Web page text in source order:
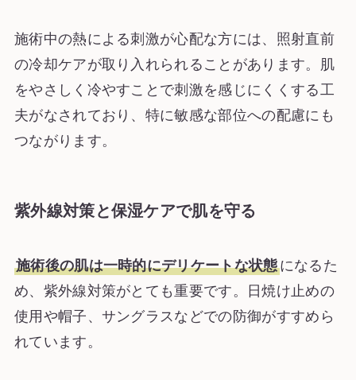
施術中の熱による刺激が心配な方には、照射直前
の冷却ケアが取り入れられることがあります。肌
をやさしく冷やすことで刺激を感じにくくする工
夫がなされており、特に敏感な部位への配慮にも
つながります。
紫外線対策と保湿ケアで肌を守る
施術後の肌は一時的にデリケートな状態になるた
め、紫外線対策がとても重要です。日焼け止めの
使用や帽子、サングラスなどでの防御がすすめら
れています。